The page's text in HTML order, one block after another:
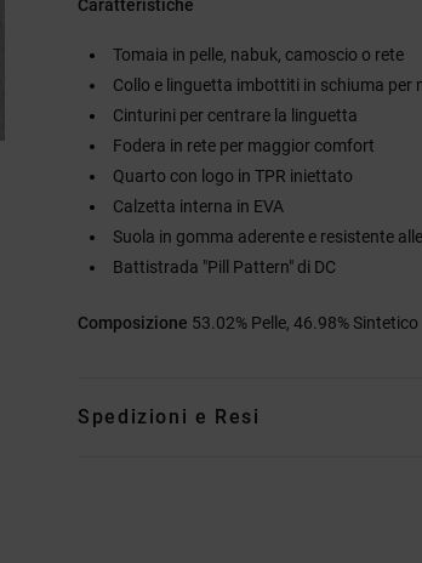
Caratteristiche
Tomaia in pelle, nabuk, camoscio o rete
Collo e linguetta imbottiti in schiuma per
Cinturini per centrare la linguetta
Fodera in rete per maggior comfort
Quarto con logo in TPR iniettato
Calzetta interna in EVA
Suola in gomma aderente e resistente
Battistrada "Pill Pattern" di DC
Composizione 53.02% Pelle, 46.98% Sintetico
Spedizioni e Resi